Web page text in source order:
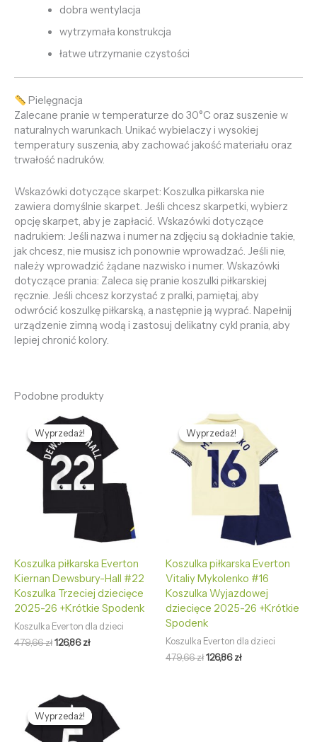
dobra wentylacja
wytrzymała konstrukcja
łatwe utrzymanie czystości
Pielęgnacja
Zalecane pranie w temperaturze do 30°C oraz suszenie w
naturalnych warunkach. Unikać wybielaczy i wysokiej
temperatury suszenia, aby zachować jakość materiału oraz
trwałość nadruków.
Wskazówki dotyczące skarpet: Koszulka piłkarska nie
zawiera domyślnie skarpet. Jeśli chcesz skarpetki, wybierz
opcję skarpet, aby je zapłacić. Wskazówki dotyczące
nadrukiem: Jeśli nazwa i numer na zdjęciu są dokładnie takie,
jak chcesz, nie musisz ich ponownie wprowadzać. Jeśli nie,
należy wprowadzić żądane nazwisko i numer. Wskazówki
dotyczące prania: Zaleca się pranie koszulki piłkarskiej
ręcznie. Jeśli chcesz korzystać z pralki, pamiętaj, aby
odwrócić koszulkę piłkarską, a następnie ją wyprać. Napełnij
urządzenie zimną wodą i zastosuj delikatny cykl prania, aby
lepiej chronić kolory.
Podobne produkty
Wyprzedaż!
Wyprzedaż!
Koszulka piłkarska Everton
Kiernan Dewsbury-Hall #22
Koszulka Trzeciej dziecięce
2025-26 +Krótkie Spodenk
Koszulka Everton dla dzieci
479,66zł
Pierwotna
cena
wynosiła:
479,66 zł.
126,86zł
cena
wynosi:
126,86 zł.
Wyprzedaż!
Wyprzedaż!
Koszulka piłkarska Everton
Vitaliy Mykolenko #16
Koszulka Wyjazdowej
dziecięce 2025-26 +Krótkie
Spodenk
Koszulka Everton dla dzieci
479,66zł
Pierwotna
cena
wynosiła:
479,66 zł.
126,86zł
Aktualna
cena
wynosi:
126,86 zł.
Wyprzedaż!
Wyprzedaż!
Pierwotna
cena
wynosiła:
479,66 zł.
Aktualna
cena
wynosi:
126,86 zł.